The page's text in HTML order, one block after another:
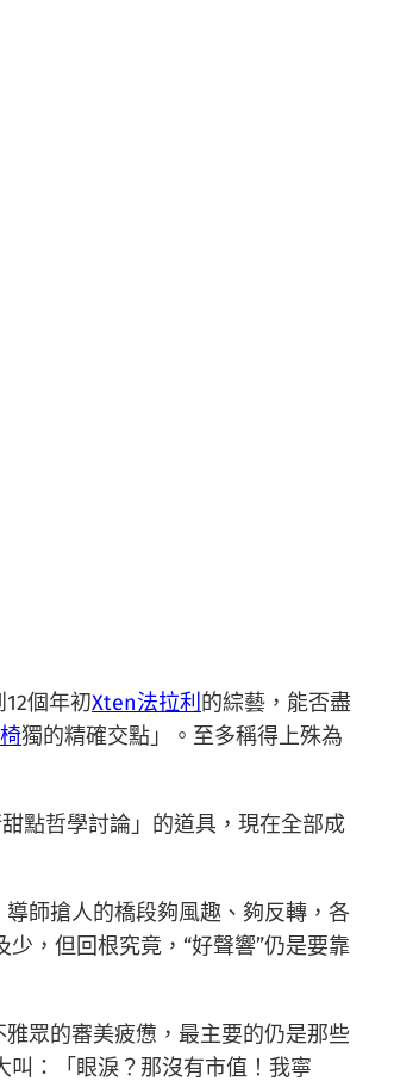
12個年初Xten法拉利 的綜藝，能否盡
獨的精確交點」。至多稱得上殊為
點哲學討論」的道具，現在全部成
師搶人的橋段夠風趣、夠反轉，各
少，但回根究竟，“好聲響”仍是要靠
眾的審美疲憊，最主要的仍是那些
叫：「眼淚？那沒有市值！我寧